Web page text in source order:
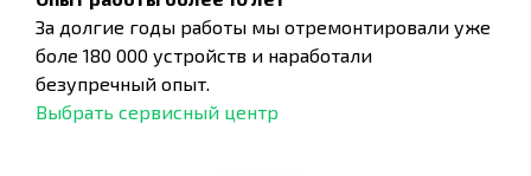
За долгие годы работы мы отремонтировали уже
боле 180 000 устройств и наработали
безупречный опыт.
Выбрать сервисный центр